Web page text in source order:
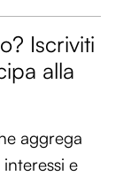
Iscriviti
alla
aggrega
e